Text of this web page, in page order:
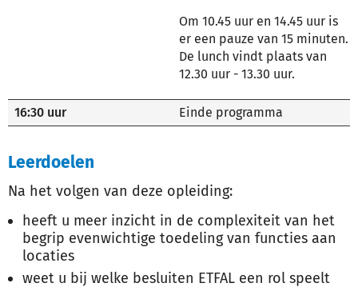
Om 10.45 uur en 14.45 uur is
er een pauze van 15 minuten.
De lunch vindt plaats van
12.30 uur - 13.30 uur.
16:30 uur Einde programma
Leerdoelen
Na het volgen van deze opleiding:
heeft u meer inzicht in de complexiteit van het
begrip evenwichtige toedeling van functies aan
locaties
weet u bij welke besluiten ETFAL een rol speelt